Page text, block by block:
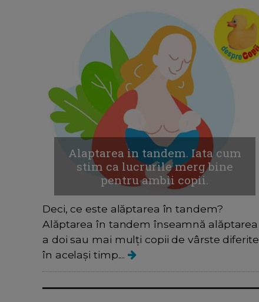
Alaptarea in tandem. Iata cum
stim ca lucrurile merg bine
pentru ambii copii.
Deci, ce este alăptarea în tandem?
Alăptarea în tandem înseamnă alăptarea
a doi sau mai mulți copii de vârste diferite
în același timp....